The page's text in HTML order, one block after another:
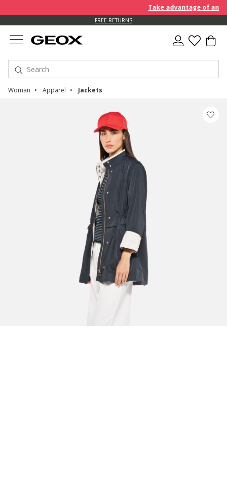
Take advantage of an
FREE RETURNS
Woman Apparel Jackets